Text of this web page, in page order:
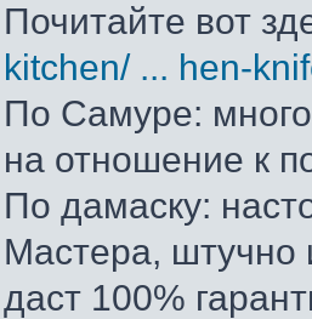
Почитайте вот
kitchen/ ... hen-
По Самуре: много
на отношение к
По дамаску:
Мастера, штучно
даст 100%